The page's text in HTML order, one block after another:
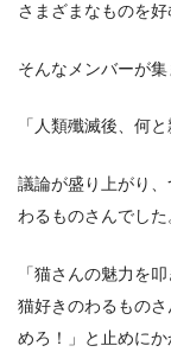
さまざまなものを好
そんなメンバーが
「人類殲滅後、何
議論が盛り上がり
わるものさんでした
「猫さんの魅力を
猫好きのわるもの
めろ！」と止めにか